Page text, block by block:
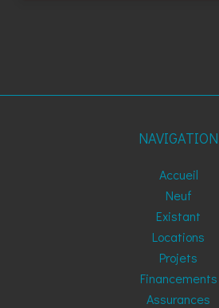
NAVIGATION
Accueil
Neuf
Existant
Locations
Projets
Financements
Assurances